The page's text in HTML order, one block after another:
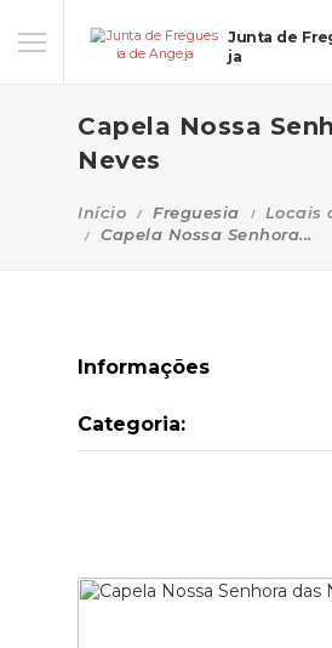
Junta de
ja
Capela Nossa
Neves
Início Freguesia
Locais
Capela Nossa Senhora...
Informações
Categoria: